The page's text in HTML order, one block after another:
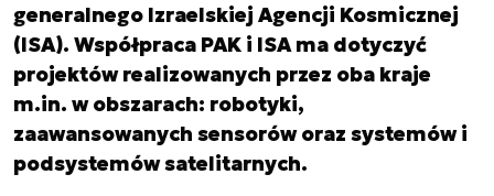
generalnego Izraelskiej Agencji Kosmicznej
(ISA). Współpraca PAK i ISA ma dotyczyć
projektów realizowanych przez oba kraje
m.in. w obszarach: robotyki,
zaawansowanych sensorów oraz systemów i
podsystemów satelitarnych.